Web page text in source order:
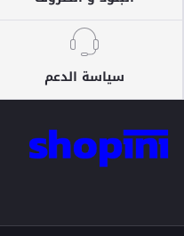
سياسة الدعم